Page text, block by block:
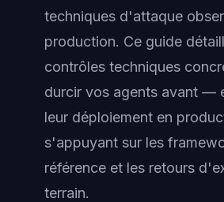
techniques d'attaque
production. Ce guide
contrôles techniques
durcir vos agents avant —
leur déploiement en
s'appuyant sur les
référence et les retours
terrain.